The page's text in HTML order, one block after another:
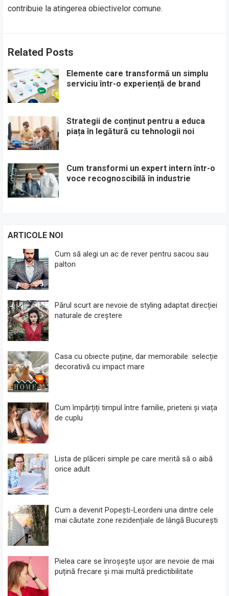
contribuie la atingerea obiectivelor comune.
Related Posts
Elemente care transformă un simplu
serviciu într-o experiență de brand
Strategii de conținut pentru a educa
piața în legătură cu tehnologii noi
Cum transformi un expert intern într-o
voce recognoscibilă în industrie
ARTICOLE NOI
Cum să alegi un ac de rever pentru sacou sau
palton
Părul scurt are nevoie de styling adaptat direcției
naturale de creștere
Casa cu obiecte puține, dar memorabile: selecție
decorativă cu impact mare
Cum împărțiți timpul între familie, prieteni și viața
de cuplu
Lista de plăceri simple pe care merită să o aibă
orice adult
Cum a devenit Popești-Leordeni una dintre cele
mai căutate zone rezidențiale de lângă București
Pielea care se înroșește ușor are nevoie de mai
puțină frecare și mai multă predictibilitate